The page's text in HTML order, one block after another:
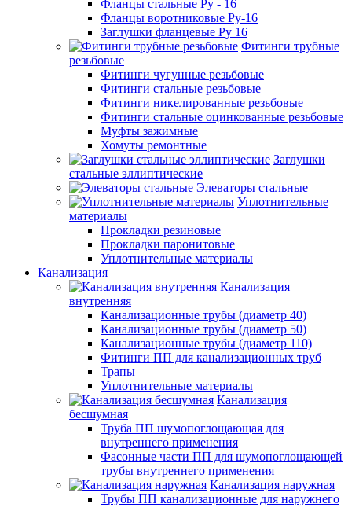
Фланцы стальные Ру - 16
Фланцы воротниковые Ру-16
Заглушки фланцевые Ру 16
Фитинги трубные
резьбовые
Фитинги чугунные резьбовые
Фитинги стальные резьбовые
Фитинги никелированные резьбовые
Фитинги стальные оцинкованные резьбовые
Муфты зажимные
Хомуты ремонтные
Заглушки
стальные эллиптические
Элеваторы стальные
Уплотнительные
материалы
Прокладки резиновые
Прокладки паронитовые
Уплотнительные материалы
Канализация
Канализация
внутренняя
Канализационные трубы (диаметр 40)
Канализационные трубы (диаметр 50)
Канализационные трубы (диаметр 110)
Фитинги ПП для канализационных труб
Трапы
Уплотнительные материалы
Канализация
бесшумная
Труба ПП шумопоглощающая для
внутреннего применения
Фасонные части ПП для шумопоглощающей
трубы внутреннего применения
Канализация наружная
Трубы ПП канализационные для наружнего